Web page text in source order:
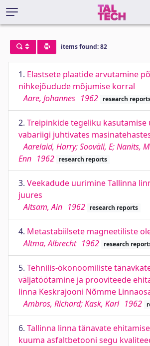
items found: 82
1. Elastsete plaatide arvutamine
nihkejõudude mõjumise korral
Aare, Johannes 1962 research
2. Treipinkide tegeliku kasutamise
vabariigi juhtivates
Aarelaid, Harry; Sooväli, E; Nanits,
Enn 1962 research reports
3. Veekadude uurimine Tallinna
juures
Aitsam, Ain 1962 research reports
4. Metastabiilsete magneetiliste
Altma, Albrecht 1962 research
5. Tehnilis-ökonoomiliste
väljatöötamine ja prooviteede
linna Keskrajooni Nõmme
Ambros, Richard; Kask, Karl 1962
6. Tallinna linna tänavate
kuuma asfaltbetooni segu